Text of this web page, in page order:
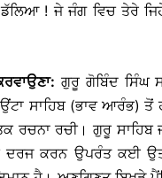
ਡੱਲਿਆ ! ਜੇ ਜੰਗ ਵਿਚ ਤੇਰੇ
ਗੁਰੂ ਗੋਬਿੰਦ ਸਿੰਘ
ਸਾਹਿਬ (ਭਾਵ ਆਰੰਭ) ਤੋਂ
ਰਚਨਾ ਰਚੀ। ਗੁਰੂ
ਦਰਜ ਕਰਨ ਉਪਰੰਤ ਕਈ